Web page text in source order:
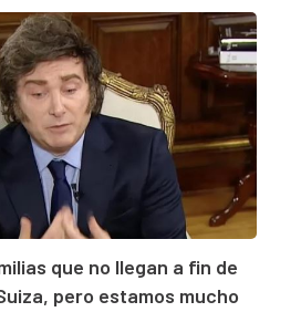
que no llegan a fin de
pero estamos mucho